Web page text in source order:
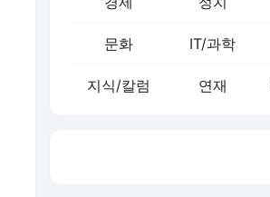
문화 IT/과학
지식/칼럼 연재